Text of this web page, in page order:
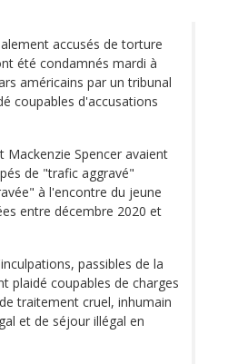
accusés de torture
été condamnés mardi à
américains par un tribunal
coupables d'accusations
Mackenzie Spencer avaient
de "trafic aggravé"
à l'encontre du jeune
entre décembre 2020 et
passibles de la
plaidé coupables de charges
traitement cruel, inhumain
et de séjour illégal en